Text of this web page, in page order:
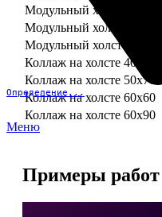
Определение...
Меню
Модульный холст из
Модульный холст из
Модульный холст из
Коллаж на холсте 40х40
Коллаж на холсте 50х70
Коллаж на холсте 60х60
Коллаж на холсте 60х90
Примеры работ